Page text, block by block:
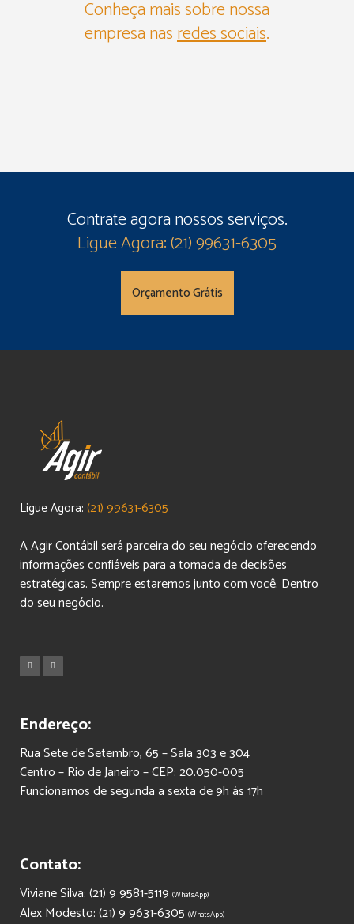
Conheça mais sobre nossa
empresa nasredes sociais.
Contrate agora nossos serviços.
Ligue Agora: (21) 99631-6305
Orçamento Grátis
Ligue Agora: (21) 99631-6305
A Agir Contábil será parceira do seu negócio oferecendo
informações confiáveis para a tomada de decisões
estratégicas. Sempre estaremos junto com você. Dentro
do seu negócio.
Endereço:
Rua Sete de Setembro, 65 – Sala 303 e 304
Centro – Rio de Janeiro – CEP: 20.050-005
Funcionamos de segunda a sexta de 9h às 17h
Contato:
Viviane Silva: (21) 9 9581-5119 (WhatsApp)
Alex Modesto: (21) 9 9631-6305 (WhatsApp)